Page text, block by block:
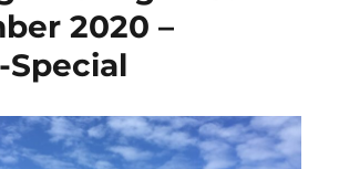
2020 –
Special